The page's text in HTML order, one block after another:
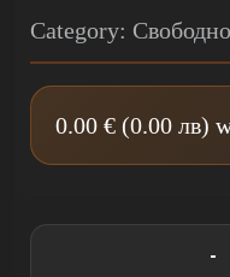
Category:
0.00 € (0.00 лв)